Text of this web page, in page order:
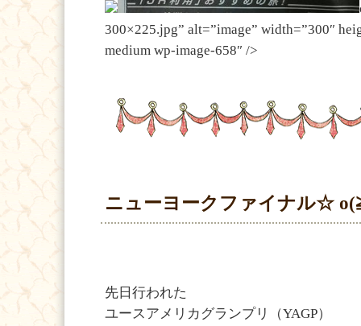
300×225.jpg” alt=”image” width=”300″
medium wp-image-658″ />
ニューヨークファイナル☆
先日行われた
ユースアメリカグランプリ（YAGP）